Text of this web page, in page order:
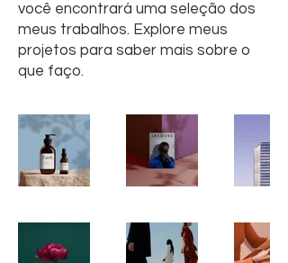
você encontrará uma seleção dos
meus trabalhos. Explore meus
projetos para saber mais sobre o
que faço.